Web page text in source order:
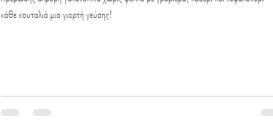
κάθε κουταλιά μια γιορτή γεύσης!